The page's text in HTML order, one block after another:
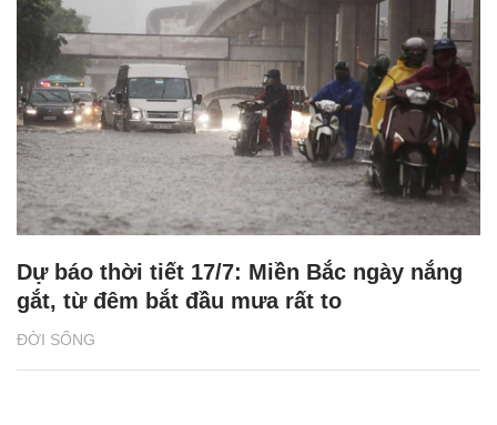
ĐỜI SỐNG
Dự báo thời tiết 17/7: Miền Bắc ngày nắng
gắt, từ đêm bắt đầu mưa rất to